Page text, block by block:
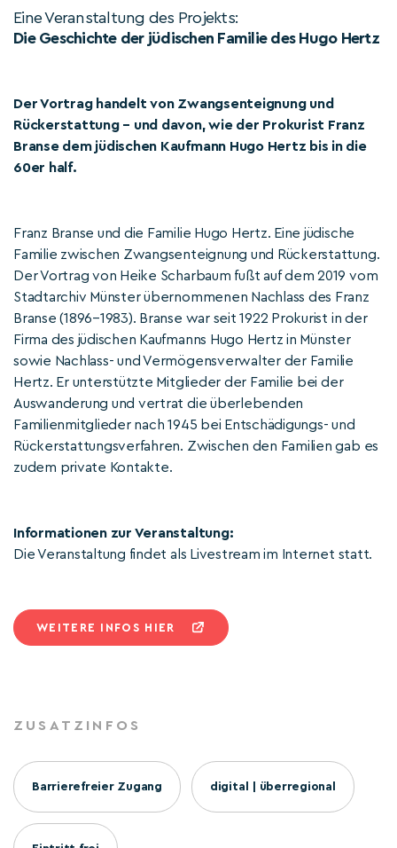
Eine Veranstaltung des Projekts:
Die Geschichte der jüdischen Familie des Hugo Hertz
Der Vortrag handelt von Zwangsenteignung und
Rückerstattung – und davon, wie der Prokurist Franz
Branse dem jüdischen Kaufmann Hugo Hertz bis in die
60er half.
Franz Branse und die Familie Hugo Hertz. Eine jüdische
Familie zwischen Zwangsenteignung und Rückerstattung.
Der Vortrag von Heike Scharbaum fußt auf dem 2019 vom
Stadtarchiv Münster übernommenen Nachlass des Franz
Branse (1896–1983). Branse war seit 1922 Prokurist in der
Firma des jüdischen Kaufmanns Hugo Hertz in Münster
sowie Nachlass- und Vermögensverwalter der Familie
Hertz. Er unterstützte Mitglieder der Familie bei der
Auswanderung und vertrat die überlebenden
Familienmitglieder nach 1945 bei Entschädigungs- und
Rückerstattungsverfahren. Zwischen den Familien gab es
zudem private Kontakte.
Informationen zur Veranstaltung:
Die Veranstaltung findet als Livestream im Internet statt.
WEITERE INFOS HIER
ZUSATZINFOS
Barrierefreier Zugang digital | überregional